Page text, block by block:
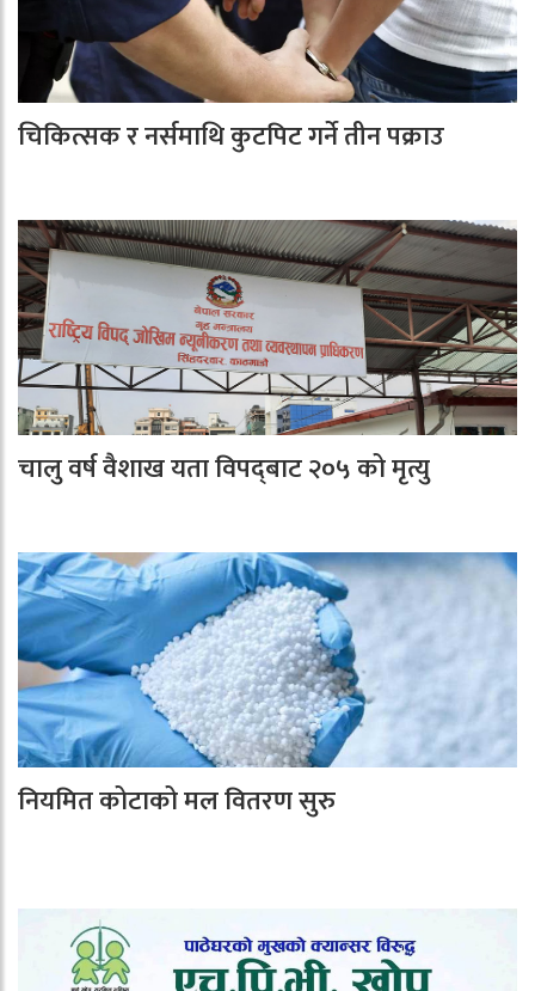
चिकित्सक र नर्समाथि कुटपिट गर्ने तीन पक्राउ
चालु वर्ष वैशाख यता विपद्‌बाट २०५ को मृत्यु
नियमित कोटाको मल वितरण सुरु